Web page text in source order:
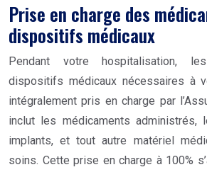
Prise en charge des
dispositifs médicaux
Pendant votre hospitalisation,
dispositifs médicaux nécessaires à
intégralement pris en charge par
inclut les médicaments administrés,
implants, et tout autre matériel
soins. Cette prise en charge à 100%